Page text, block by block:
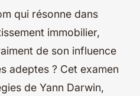
qui résonne dans
immobilier,
de son influence
adeptes ? Cet examen
de Yann Darwin,